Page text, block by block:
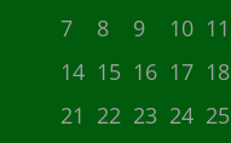
7
8 9 10 11
14 15 16 17 18
21 22 23 24 25